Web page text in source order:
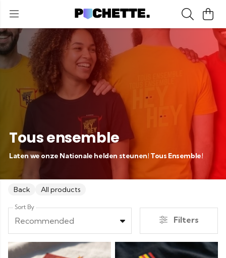
Tous ensemble
Laten we onze Nationale helden steunen! Tous Ensemble!
Back All products
Sort By
Recommended Filters